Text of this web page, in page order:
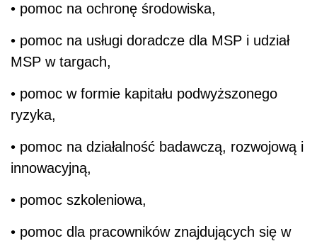
• pomoc na ochronę środowiska,
• pomoc na usługi doradcze dla MSP i udział
MSP w targach,
• pomoc w formie kapitału podwyższonego
ryzyka,
• pomoc na działalność badawczą, rozwojową i
innowacyjną,
• pomoc szkoleniowa,
• pomoc dla pracowników znajdujących się w